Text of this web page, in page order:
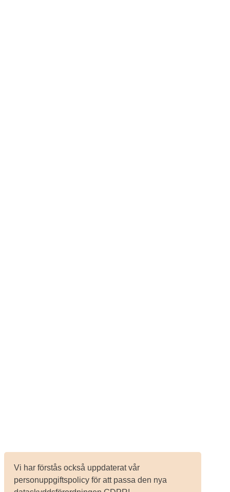
Vi har förstås också uppdaterat vår
personuppgiftspolicy för att passa den nya